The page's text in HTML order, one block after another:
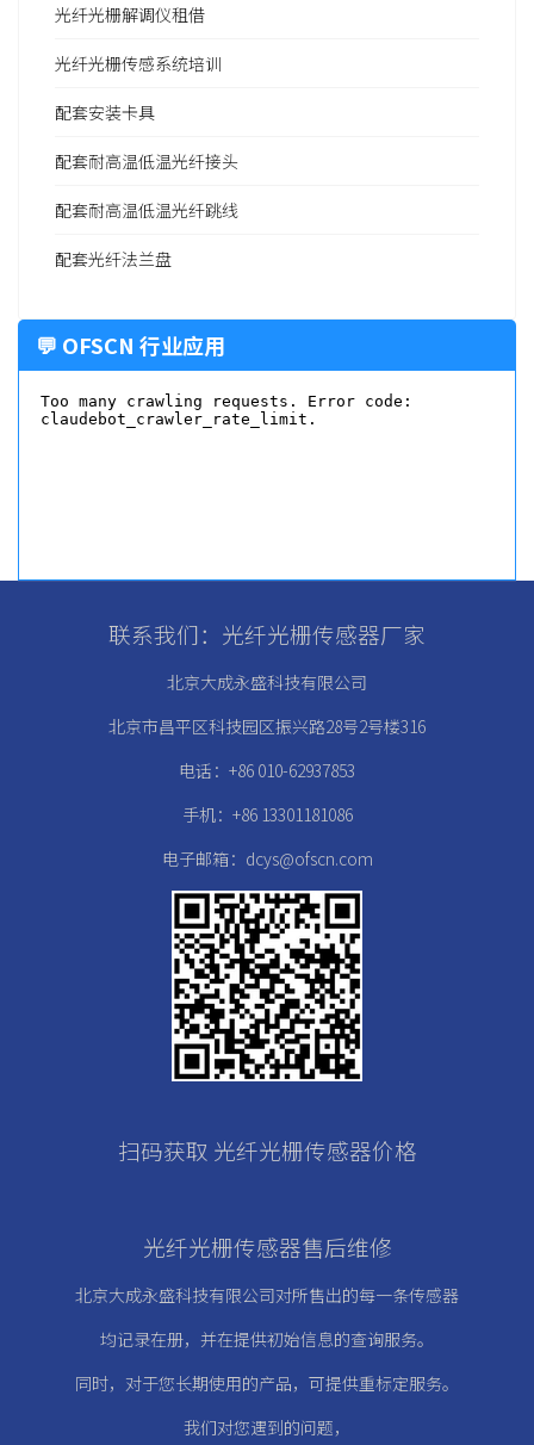
光纤光栅解调仪租借
光纤光栅传感系统培训
配套安装卡具
配套耐高温低温光纤接头
配套耐高温低温光纤跳线
配套光纤法兰盘
💬 OFSCN 行业应用
联系我们：光纤光栅传感器厂家
北京大成永盛科技有限公司
北京市昌平区科技园区振兴路28号2号楼316
电话：+86 010-62937853
手机：+86 13301181086
电子邮箱：dcys@ofscn.com
扫码获取 光纤光栅传感器价格
光纤光栅传感器售后维修
北京大成永盛科技有限公司对所售出的每一条传感器
均记录在册， 并在提供初始信息的查询服务。
同时，对于您长期使用的产品，可提供重标定服务。
我们对您遇到的问题，